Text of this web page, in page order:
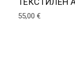
55,00 €